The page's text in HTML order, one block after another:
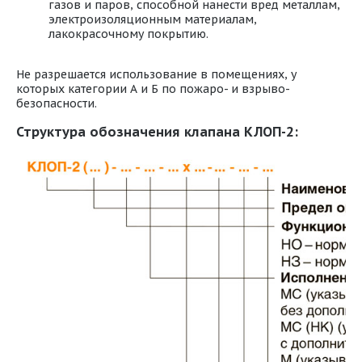
газов и паров, способной нанести вред металлам,
электроизоляционным материалам,
лакокрасочному покрытию.
Не разрешается использование в помещениях, у
которых категории А и Б по пожаро- и взрыво-
безопасности.
Структура обозначения клапана КЛОП-2: